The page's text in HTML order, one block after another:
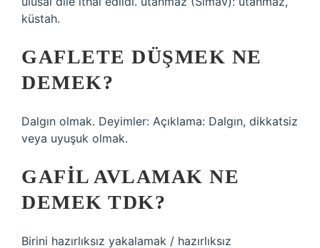
küstah.
GAFLETE DÜŞMEK NE
DEMEK?
Dalgın olmak. Deyimler: Açıklama: Dalgın, dikkatsiz
veya uyuşuk olmak.
GAFIL AVLAMAK NE
DEMEK TDK?
Birini hazırlıksız yakalamak / hazırlıksız